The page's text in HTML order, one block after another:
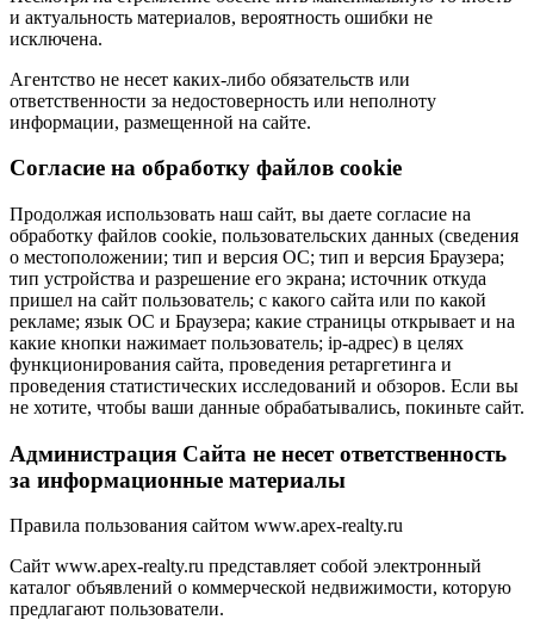
и актуальность материалов, вероятность ошибки не
исключена.
Агентство не несет каких-либо обязательств или
ответственности за недостоверность или неполноту
информации, размещенной на сайте.
Cогласие на обработку файлов cookie
Продолжая использовать наш сайт, вы даете согласие на
обработку файлов cookie, пользовательских данных (сведения
о местоположении; тип и версия ОС; тип и версия Браузера;
тип устройства и разрешение его экрана; источник откуда
пришел на сайт пользователь; с какого сайта или по какой
рекламе; язык ОС и Браузера; какие страницы открывает и на
какие кнопки нажимает пользователь; ip-адрес) в целях
функционирования сайта, проведения ретаргетинга и
проведения статистических исследований и обзоров. Если вы
не хотите, чтобы ваши данные обрабатывались, покиньте сайт.
Администрация Сайта не несет ответственность
за информационные материалы
Правила пользования сайтом www.apex-realty.ru
Сайт www.apex-realty.ru представляет собой электронный
каталог объявлений о коммерческой недвижимости, которую
предлагают пользователи.